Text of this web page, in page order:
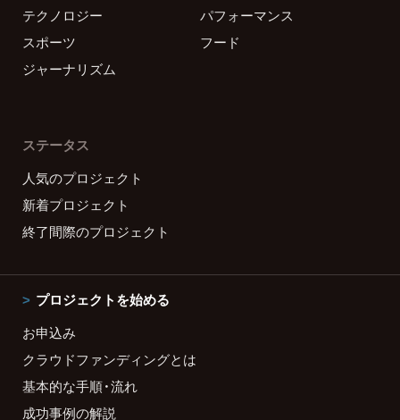
テクノロジー
パフォーマンス
スポーツ
フード
ジャーナリズム
ステータス
人気のプロジェクト
新着プロジェクト
終了間際のプロジェクト
プロジェクトを始める
お申込み
クラウドファンディングとは
基本的な手順・流れ
成功事例の解説